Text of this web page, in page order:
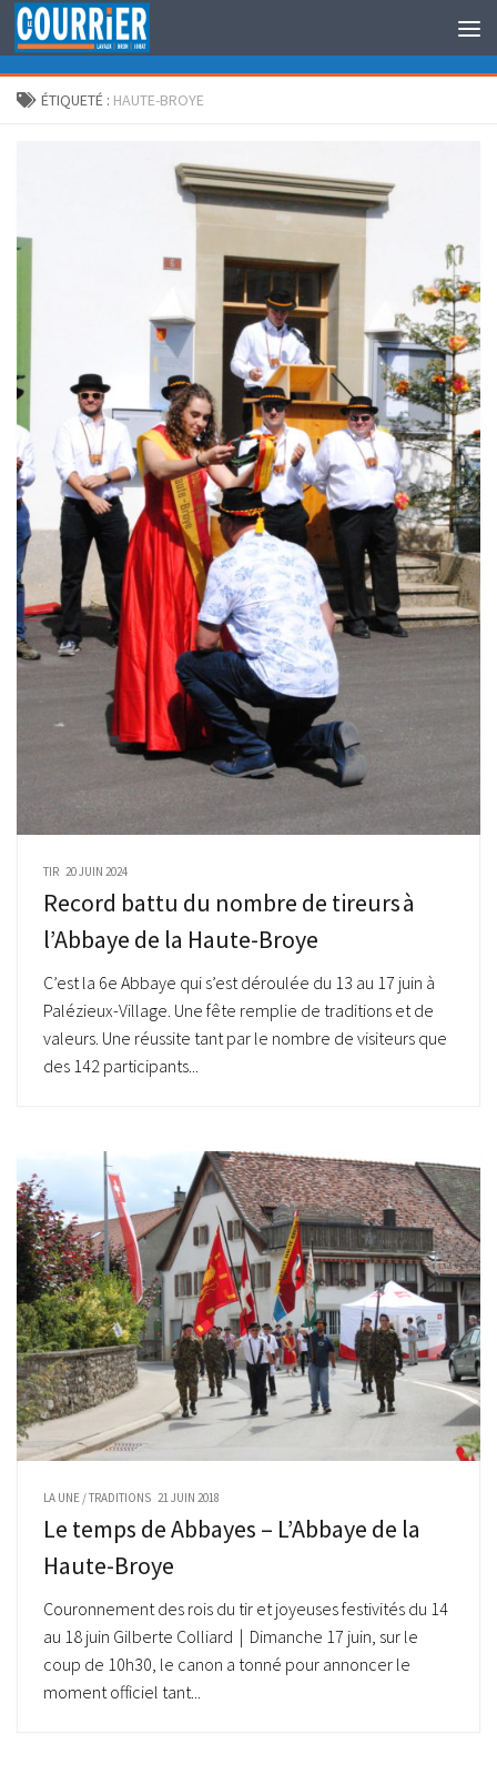
Au dessous du contenu
ÉTIQUETÉ : HAUTE-BROYE
TIR 20 JUIN 2024
Record battu du nombre de tireurs à
l’Abbaye de la Haute-Broye
C’est la 6e Abbaye qui s’est déroulée du 13 au 17 juin à
Palézieux-Village. Une fête remplie de traditions et de
valeurs. Une réussite tant par le nombre de visiteurs que
des 142 participants...
LA UNE /TRADITIONS 21 JUIN 2018
Le temps de Abbayes – L’Abbaye de la
Haute-Broye
Couronnement des rois du tir et joyeuses festivités du 14
au 18 juin Gilberte Colliard | Dimanche 17 juin, sur le
coup de 10h30, le canon a tonné pour annoncer le
moment officiel tant...